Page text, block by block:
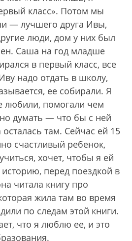
класс». Потом мы
— лучшего друга Ивы,
люди, дом у них был
Саша на год младше
в первый класс, все
надо отдать в школу,
ее собирали. Я
любили, помогали чем
думать — что бы с ней
там. Сейчас ей 15
счастливый ребенок,
хочет, чтобы я ей
перед поездкой в
читала книгу про
жила там во время
по следам этой книги.
что я люблю ее, и это